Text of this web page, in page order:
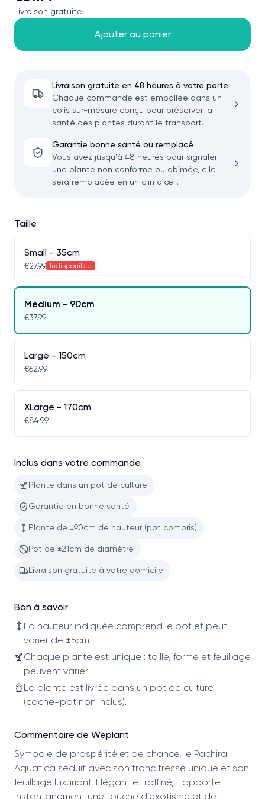
Livraison gratuite
Ajouter au panier
Livraison gratuite en 48 heures à votre porte
Chaque commande est emballée dans un
colis sur-mesure conçu pour préserver la
santé des plantes durant le transport.
Garantie bonne santé ou remplacé
Vous avez jusqu'à 48 heures pour signaler
une plante non conforme ou abîmée, elle
sera remplacée en un clin d'œil.
Taille
Small - 35cm
€27.99 Indisponible
Medium - 90cm
€37.99
Large - 150cm
€62.99
XLarge - 170cm
€84.99
Inclus dans votre commande
Plante dans un pot de culture
Garantie en bonne santé
Plante de ±90cm de hauteur (pot compris)
Pot de ±21cm de diamètre
Livraison gratuite à votre domicile
Bon à savoir
La hauteur indiquée comprend le pot et peut
varier de ±5cm.
Chaque plante est unique : taille, forme et feuillage
peuvent varier.
La plante est livrée dans un pot de culture
(cache-pot non inclus).
Commentaire de Weplant
Symbole de prospérité et de chance, le Pachira
Aquatica séduit avec son tronc tressé unique et son
feuillage luxuriant. Élégant et raffiné, il apporte
instantanément une touche d’exotisme et de